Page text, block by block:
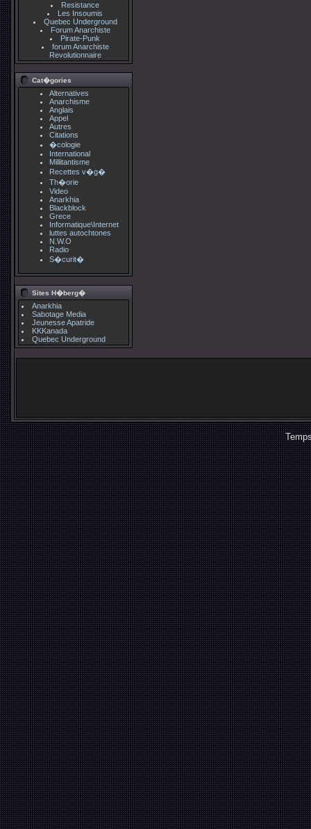
Resistance
Les Insoumis
Quebec Underground
Forum Anarchiste
Pirate-Punk
forum Anarchiste
Revolutionnaire
Cat�gories
Alternatives
Anarchisme
Anglais
Appel
Autres
Citations
�cologie
International
Millitantisme
Recettes v�g�
Th�orie
Video
Anarkhia
Blackblock
Grece
Informatique\Internet
luttes autochtones
N.W.O
Radio
S�curit�
Sites H�berg�
Anarkhia
Sabotage Media
Jeunesse Apatride
KKKanada
Quebec Underground